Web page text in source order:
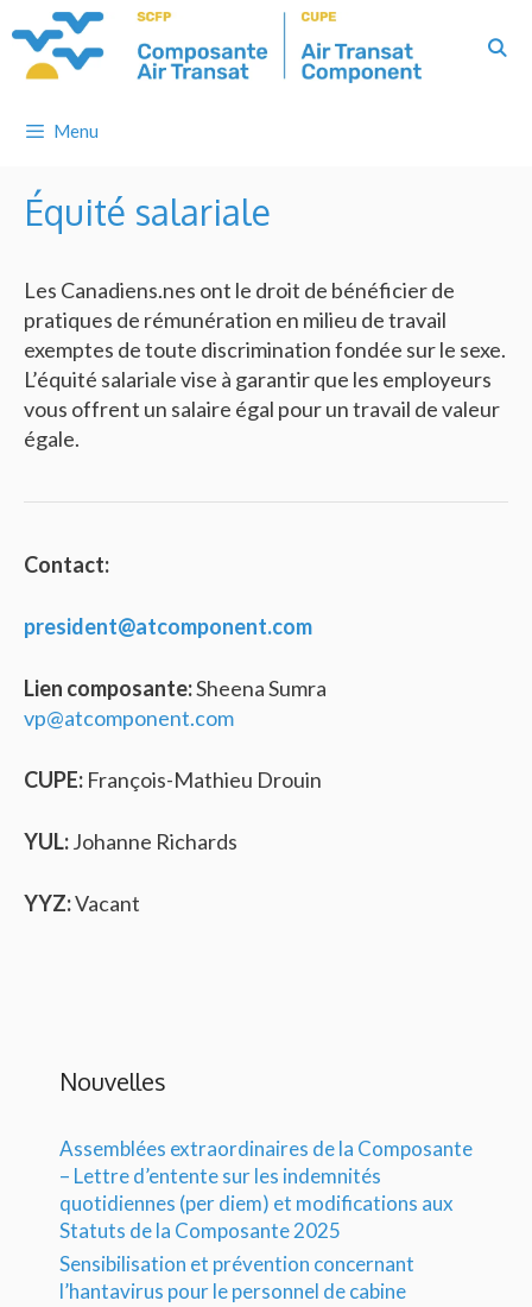
to
content
Menu
Équité salariale
Les Canadiens.nes ont le droit de bénéficier de
pratiques de rémunération en milieu de travail
exemptes de toute discrimination fondée sur le sexe.
L’équité salariale vise à garantir que les employeurs
vous offrent un salaire égal pour un travail de valeur
égale.
Contact:
president@atcomponent.com
Lien composante:Sheena Sumra
vp@atcomponent.com
CUPE: François-Mathieu Drouin
YUL:Johanne Richards
YYZ:Vacant
Nouvelles
Assemblées extraordinaires de la Composante
– Lettre d’entente sur les indemnités
quotidiennes (per diem) et modifications aux
Statuts de la Composante 2025
Sensibilisation et prévention concernant
l’hantavirus pour le personnel de cabine